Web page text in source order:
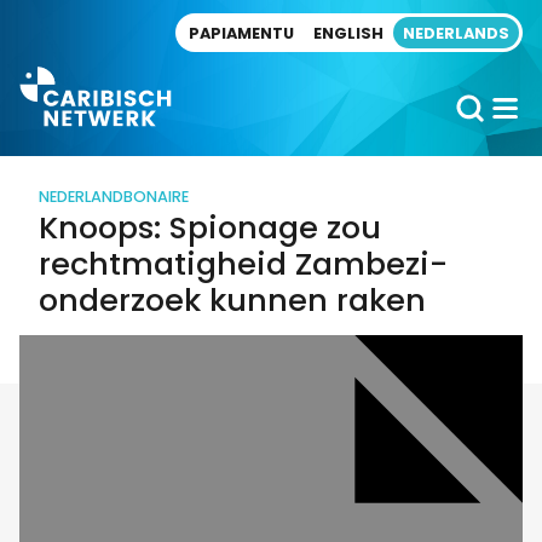
PAPIAMENTU ENGLISH NEDERLANDS
NEDERLANDBONAIRE
Knoops: Spionage zou
rechtmatigheid Zambezi-
onderzoek kunnen raken